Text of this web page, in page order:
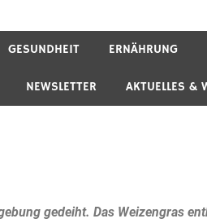
GESUNDHEIT ERNÄHRUNG
NEWSLETTER AKTUELLES &
gedeiht. Das Weizengras